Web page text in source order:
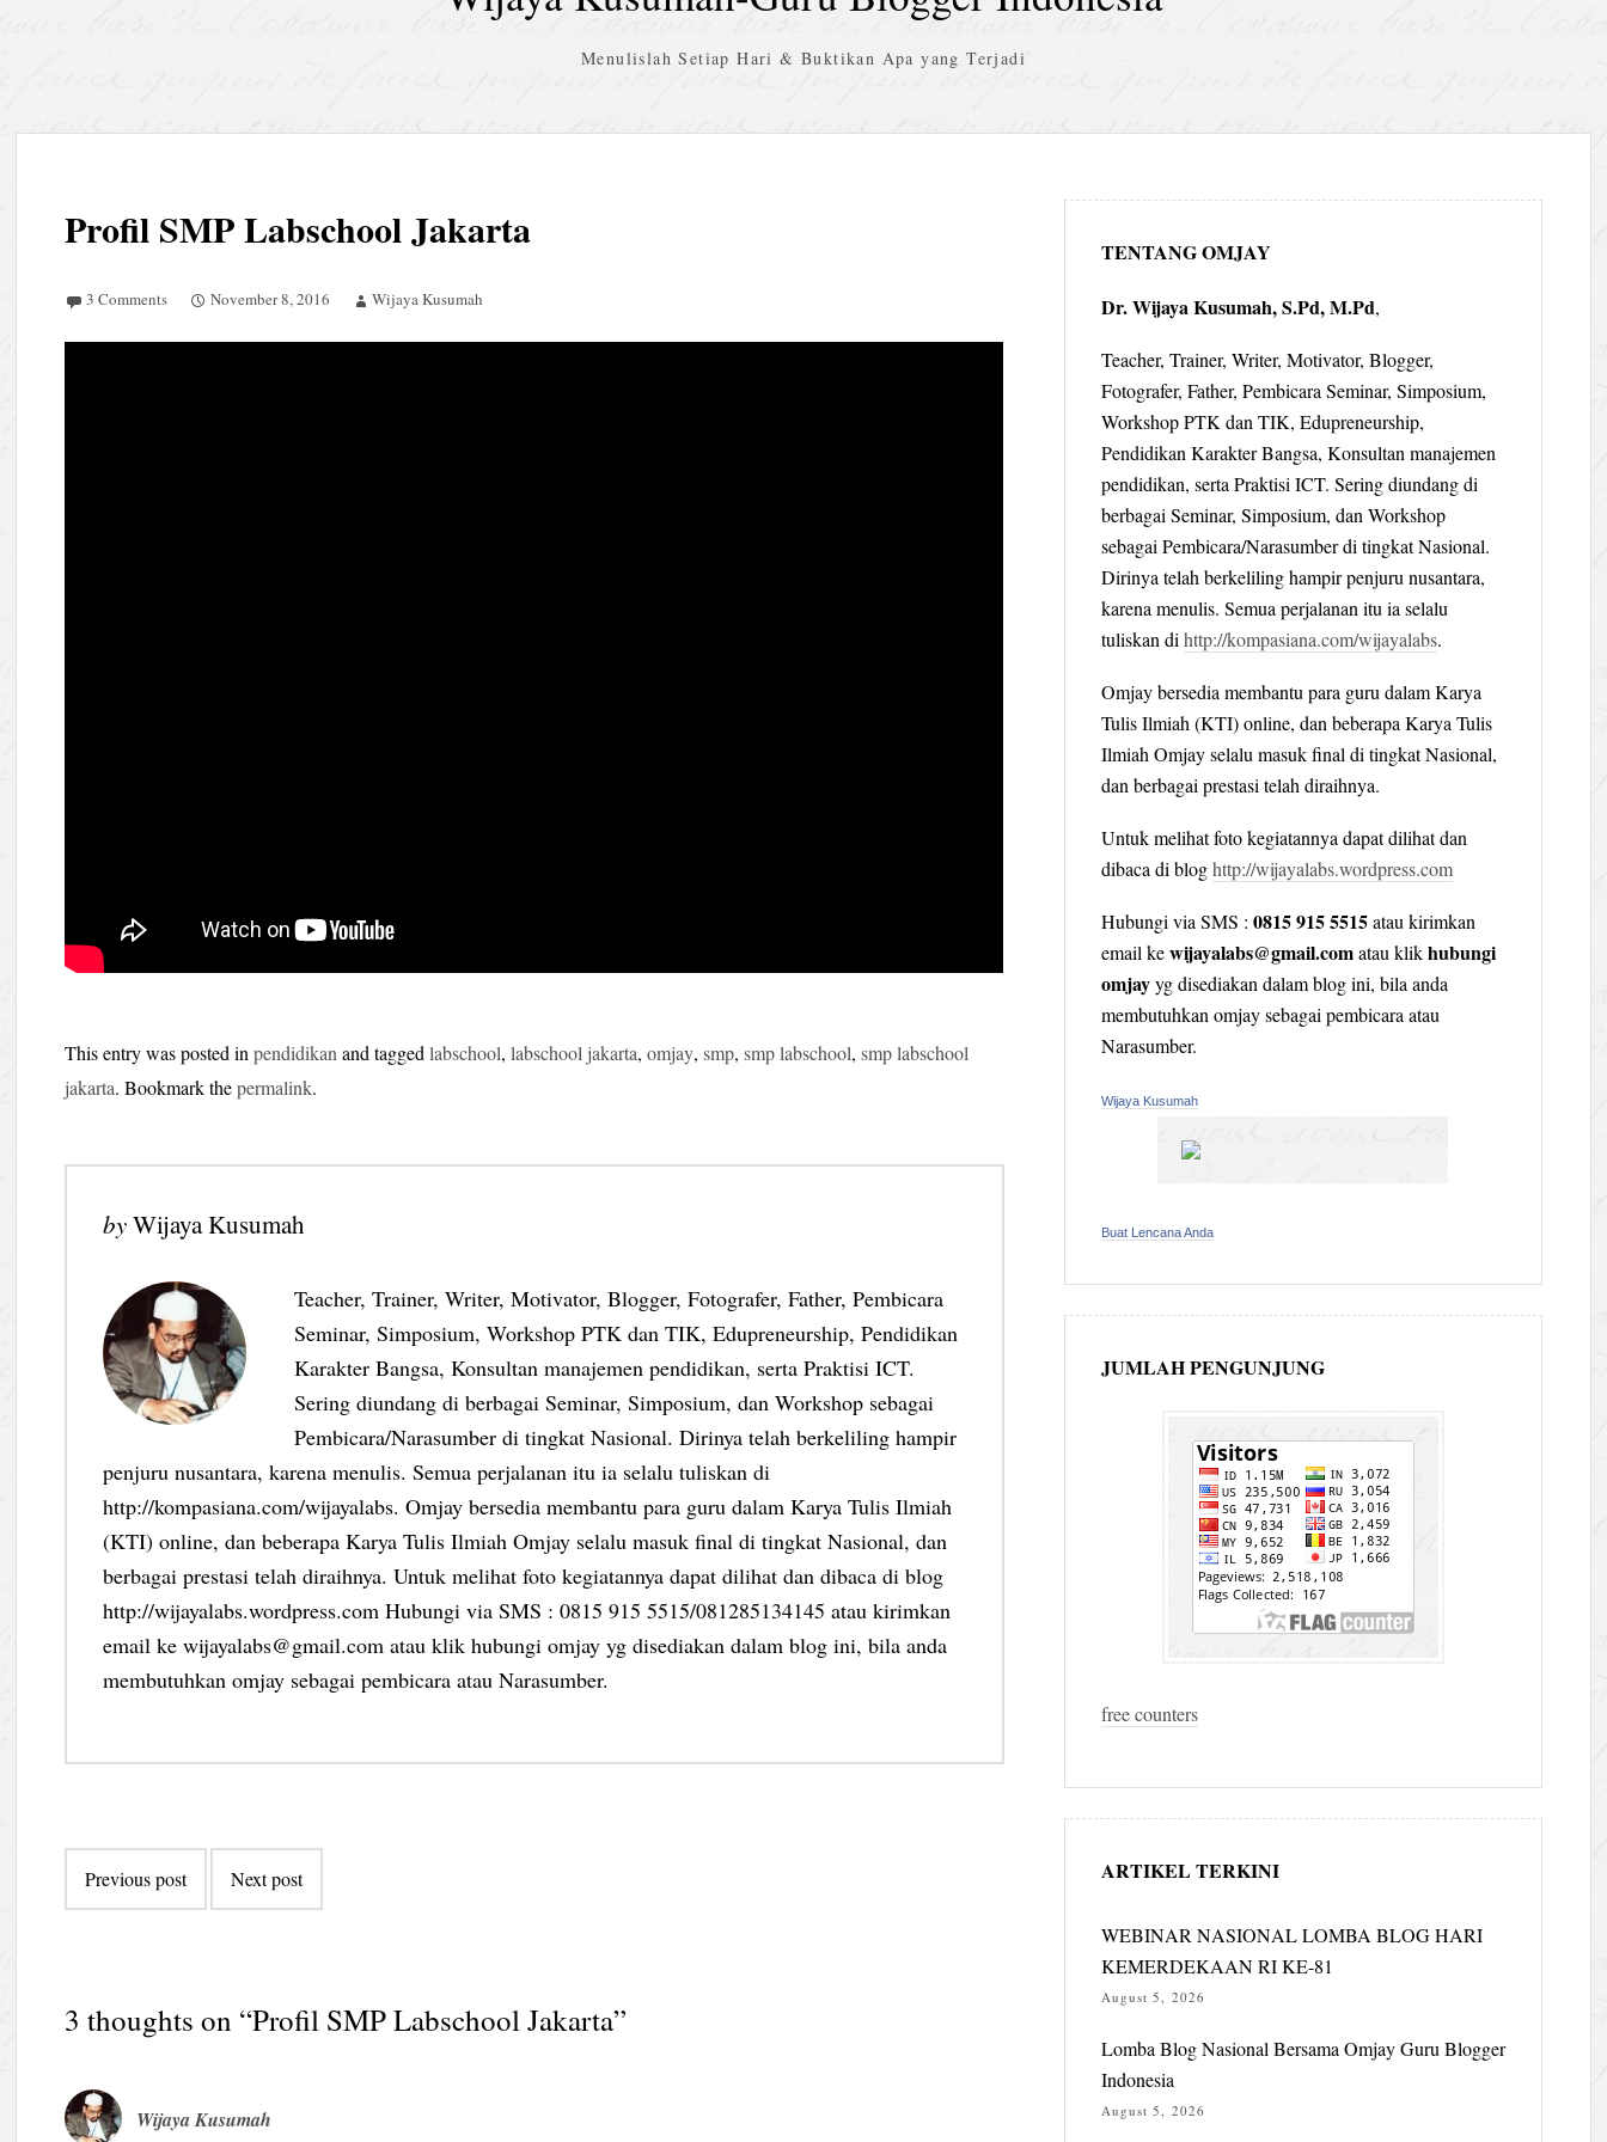
Menulislah Setiap Hari & Buktikan Apa yang Terjadi
Profil SMP Labschool Jakarta
3 Comments November 8, 2016 Wijaya Kusumah
This entry was posted inpendidikan and taggedlabschool,labschool jakarta,omjay,smp,smp labschool,smp labschool
jakarta. Bookmark thepermalink.
byWijaya Kusumah
Teacher, Trainer, Writer, Motivator, Blogger, Fotografer, Father, Pembicara
Seminar, Simposium, Workshop PTK dan TIK, Edupreneurship, Pendidikan
Karakter Bangsa, Konsultan manajemen pendidikan, serta Praktisi ICT.
Sering diundang di berbagai Seminar, Simposium, dan Workshop sebagai
Pembicara/Narasumber di tingkat Nasional. Dirinya telah berkeliling hampir
penjuru nusantara, karena menulis. Semua perjalanan itu ia selalu tuliskan di
http://kompasiana.com/wijayalabs. Omjay bersedia membantu para guru dalam Karya Tulis Ilmiah
(KTI) online, dan beberapa Karya Tulis Ilmiah Omjay selalu masuk final di tingkat Nasional, dan
berbagai prestasi telah diraihnya. Untuk melihat foto kegiatannya dapat dilihat dan dibaca di blog
http://wijayalabs.wordpress.com Hubungi via SMS : 0815 915 5515/081285134145 atau kirimkan
email ke wijayalabs@gmail.com atau klik hubungi omjay yg disediakan dalam blog ini, bila anda
membutuhkan omjay sebagai pembicara atau Narasumber.
Post
navigation
Previous post Next post
3 thoughts on “Profil SMP Labschool Jakarta”
Wijaya Kusumah
TENTANG OMJAY
Dr. Wijaya Kusumah, S.Pd, M.Pd,
Teacher, Trainer, Writer, Motivator, Blogger,
Fotografer, Father, Pembicara Seminar, Simposium,
Workshop PTK dan TIK, Edupreneurship,
Pendidikan Karakter Bangsa, Konsultan manajemen
pendidikan, serta Praktisi ICT. Sering diundang di
berbagai Seminar, Simposium, dan Workshop
sebagai Pembicara/Narasumber di tingkat Nasional.
Dirinya telah berkeliling hampir penjuru nusantara,
karena menulis. Semua perjalanan itu ia selalu
tuliskan di http://kompasiana.com/wijayalabs.
Omjay bersedia membantu para guru dalam Karya
Tulis Ilmiah (KTI) online, dan beberapa Karya Tulis
Ilmiah Omjay selalu masuk final di tingkat Nasional,
dan berbagai prestasi telah diraihnya.
Untuk melihat foto kegiatannya dapat dilihat dan
dibaca di bloghttp://wijayalabs.wordpress.com
Hubungi via SMS : 0815 915 5515atau kirimkan
email kewijayalabs@gmail.comatau klikhubungi
omjayyg disediakan dalam blog ini, bila anda
membutuhkan omjay sebagai pembicara atau
Narasumber.
Wijaya Kusumah
Buat Lencana Anda
JUMLAH PENGUNJUNG
free counters
ARTIKEL TERKINI
WEBINAR NASIONAL LOMBA BLOG HARI
KEMERDEKAAN RI KE-81
August 5, 2026
Lomba Blog Nasional Bersama Omjay Guru Blogger
Indonesia
August 5, 2026